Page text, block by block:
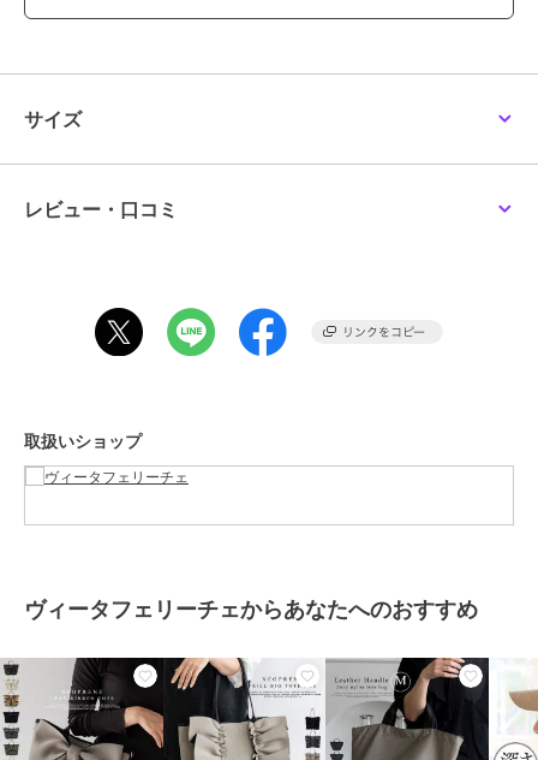
【特徴】
■内側
├オープンポケット1
■サイズ等
●外ポケット：なし
●素材：ネオプレーン(ネオプレン)
●仕様：2way
期間限定セール開催中
ブランド ヴィータフェリーチェ
ショップ ヴィータフェリーチェ
商品カテゴリ バッグ ／トートバッグ
サイズ
レビュー・口コミ
取扱いショップ
ヴィータフェリーチェからあなたへのおすすめ